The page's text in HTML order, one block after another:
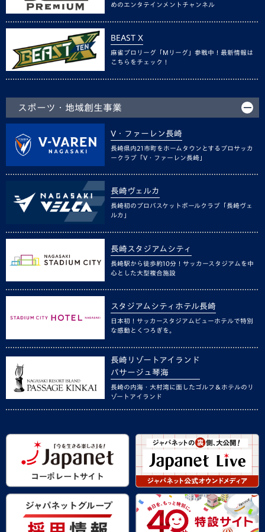
めのエンタテインメントチャンネル
BEAST X
麻雀プロリーグ「Mリーグ」参戦中！最新情報は
こちらをチェック！
スポーツ・地域創生事業
V・ファーレン長崎
長崎県内21市町をホームタウンとするプロサッカ
ークラブ「V・ファーレン長崎」
長崎ヴェルカ
長崎初のプロバスケットボールクラブ「長崎ヴェ
ルカ」
長崎スタジアムシティ
長崎駅から徒歩約10分！サッカースタジアムを中
心とした大型複合施設
スタジアムシティホテル長崎
日本初！サッカースタジアムビューホテルで特別
な感動とくつろぎを。
長崎リゾートアイランド
パサージュ琴海
長崎の内海・大村湾に面したゴルフ＆ホテルのリ
ゾートアイランド